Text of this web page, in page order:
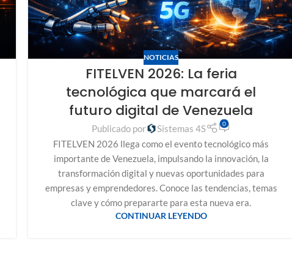
NOTICIAS
FITELVEN 2026: La feria
tecnológica que marcará el
futuro digital de Venezuela
Publicado por Sistemas 4S 0
FITELVEN 2026 llega como el evento tecnológico más
importante de Venezuela, impulsando la innovación, la
transformación digital y nuevas oportunidades para
empresas y emprendedores. Conoce las tendencias, temas
clave y cómo prepararte para esta nueva era.
CONTINUAR LEYENDO